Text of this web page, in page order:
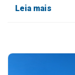
Leia mais